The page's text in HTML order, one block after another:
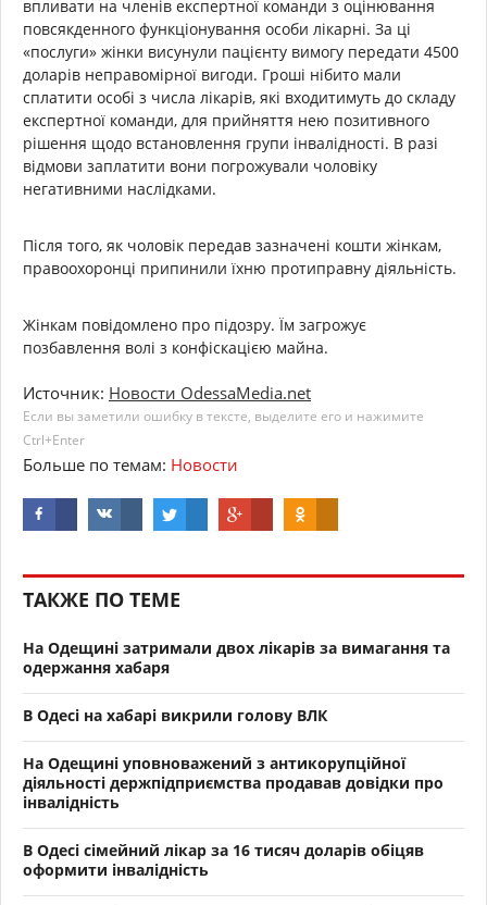
впливати на членів експертної команди з оцінювання
повсякденного функціонування особи лікарні. За ці
«послуги» жінки висунули пацієнту вимогу передати 4500
доларів неправомірної вигоди. Гроші нібито мали
сплатити особі з числа лікарів, які входитимуть до складу
експертної команди, для прийняття нею позитивного
рішення щодо встановлення групи інвалідності. В разі
відмови заплатити вони погрожували чоловіку
негативними наслідками.
Після того, як чоловік передав зазначені кошти жінкам,
правоохоронці припинили їхню протиправну діяльність.
Жінкам повідомлено про підозру. Їм загрожує
позбавлення волі з конфіскацією майна.
Источник: Новости OdessaMedia.net
Если вы заметили ошибку в тексте, выделите его и нажимите
Ctrl+Enter
Больше по темам: Новости
ТАКЖЕ ПО ТЕМЕ
На Одещині затримали двох лікарів за вимагання та
одержання хабаря
В Одесі на хабарі викрили голову ВЛК
На Одещині уповноважений з антикорупційної
діяльності держпідприємства продавав довідки про
інвалідність
В Одесі сімейний лікар за 16 тисяч доларів обіцяв
оформити інвалідність